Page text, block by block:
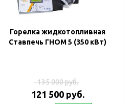
Горелка жидкотопливная
Ставпечь ГНОМ 5 (350 кВт)
135 000 руб.
121 500 руб.